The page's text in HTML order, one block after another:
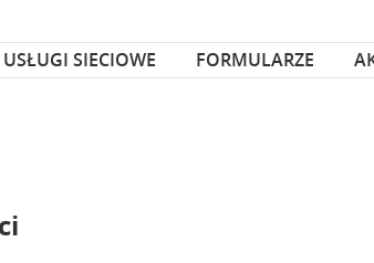
USŁUGI SIECIOWE FORMULARZE